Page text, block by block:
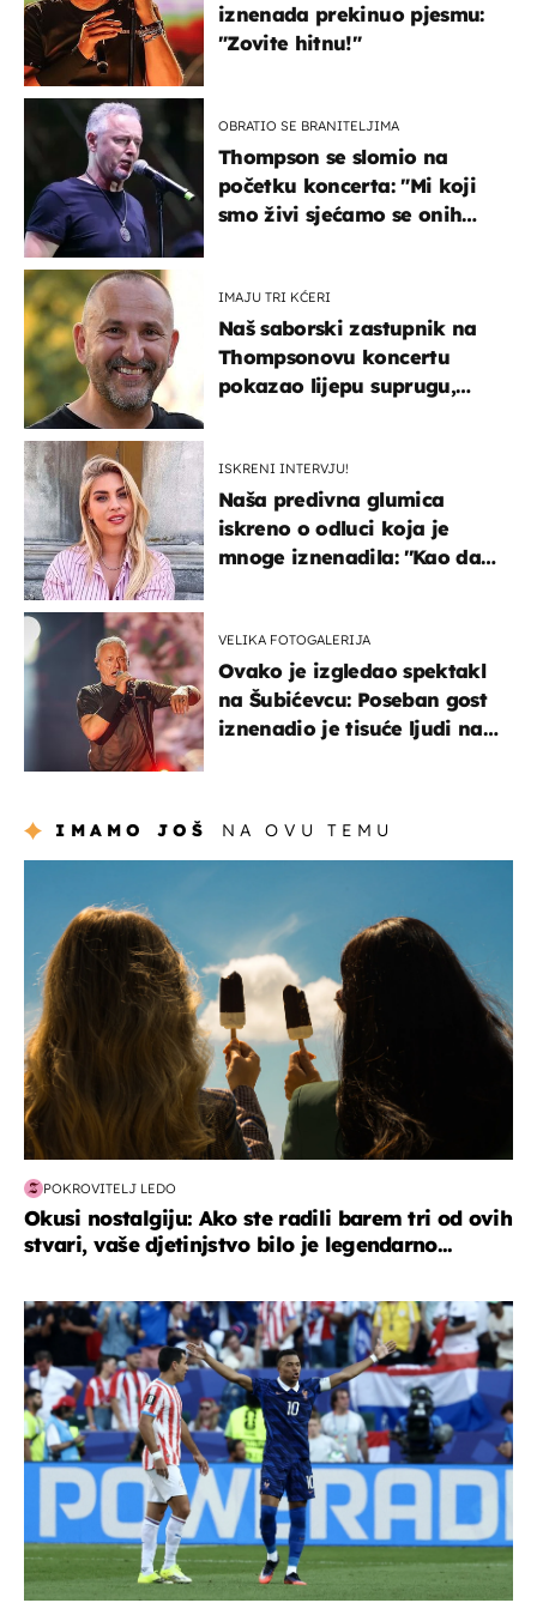
iznenada prekinuo pjesmu:
"Zovite hitnu!"
OBRATIO SE BRANITELJIMA
Thompson se slomio na
početku koncerta: "Mi koji
smo živi sjećamo se onih
IMAJU TRI KĆERI
Naš saborski zastupnik na
Thompsonovu koncertu
pokazao lijepu suprugu,
ISKRENI INTERVJU!
Naša predivna glumica
iskreno o odluci koja je
mnoge iznenadila: ''Kao da
VELIKA FOTOGALERIJA
Ovako je izgledao spektakl
na Šubićevcu: Poseban gost
iznenadio je tisuće ljudi na
IMAMO JOŠ NA OVU TEMU
POKROVITELJ LEDO
Okusi nostalgiju: Ako ste radili barem tri od ovih
stvari, vaše djetinjstvo bilo je legendarno...
svjetsko prvenstvo 2026